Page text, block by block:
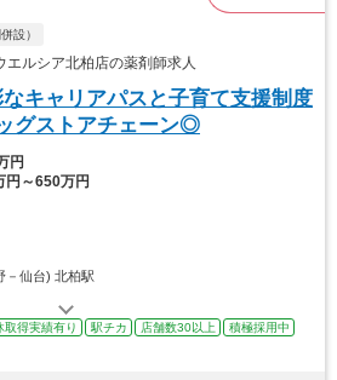
設）
ルシア北柏店の薬剤師求人
なキャリアパスと子育て支援制度
グストアチェーン◎
円
円～650万円
－仙台) 北柏駅
取得実績有り 駅チカ 店舗数30以上
積極採用中